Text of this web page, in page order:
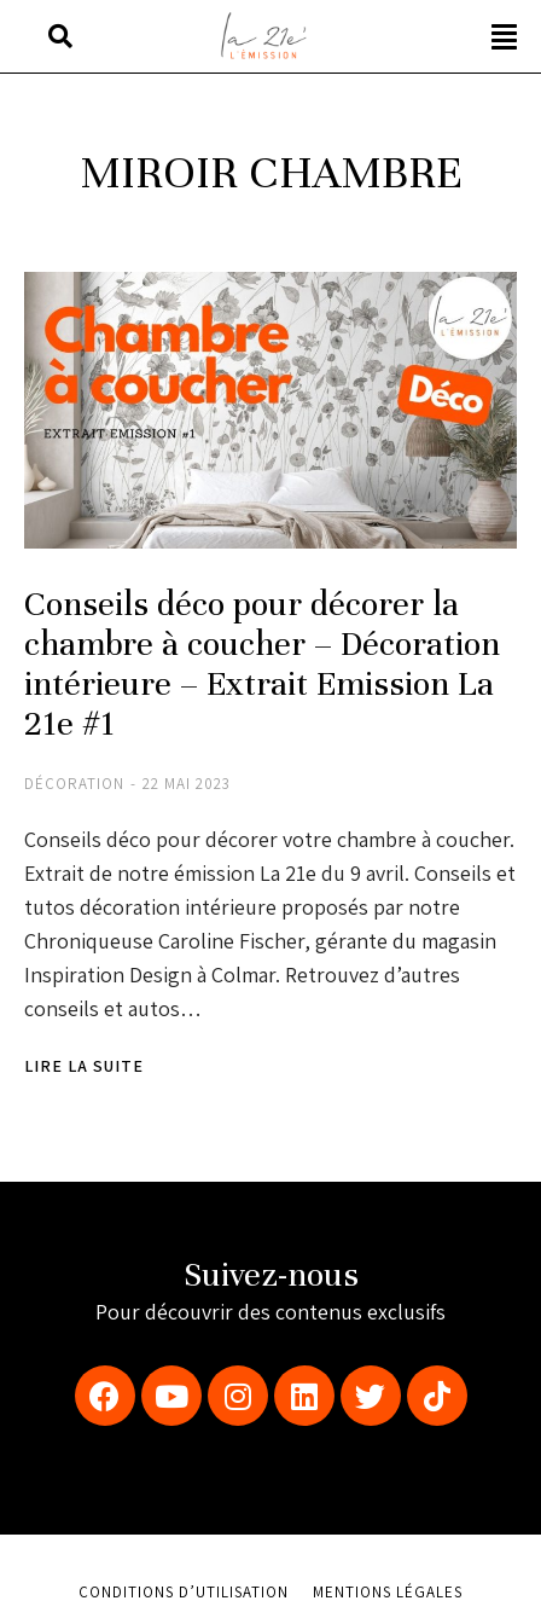
MIROIR CHAMBRE
Conseils déco pour décorer la
chambre à coucher – Décoration
intérieure – Extrait Emission La
21e #1
DÉCORATION 22 MAI 2023
Conseils déco pour décorer votre chambre à coucher.
Extrait de notre émission La 21e du 9 avril. Conseils et
tutos décoration intérieure proposés par notre
Chroniqueuse Caroline Fischer, gérante du magasin
Inspiration Design à Colmar. Retrouvez d’autres
conseils et autos…
LIRE LA SUITE
Suivez-nous
Pour découvrir des contenus exclusifs
CONDITIONS D’UTILISATION MENTIONS LÉGALES